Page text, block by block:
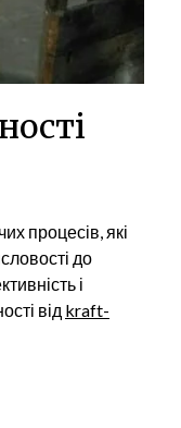
процесів, які
до
і
від kraft-